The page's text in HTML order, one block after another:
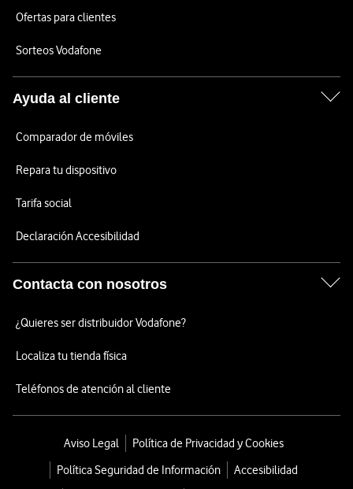
Ofertas para clientes
Sorteos Vodafone
Ayuda al cliente
Comparador de móviles
Repara tu dispositivo
Tarifa social
Declaración Accesibilidad
Contacta con nosotros
¿Quieres ser distribuidor Vodafone?
Localiza tu tienda física
Teléfonos de atención al cliente
Aviso Legal
Política de Privacidad y Cookies
Política Seguridad de Información
Accesibilidad